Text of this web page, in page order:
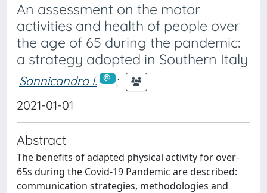
An assessment on the motor
activities and health of people over
the age of 65 during the pandemic:
a strategy adopted in Southern Italy
Sannicandro I.
;
2021-01-01
Abstract
The benefits of adapted physical activity for over-
65s during the Covid-19 Pandemic are described:
communication strategies, methodologies and